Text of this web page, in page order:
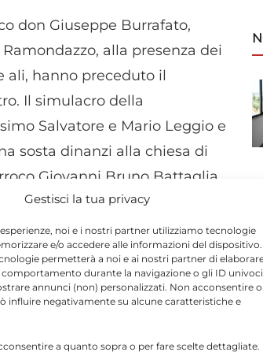
Gestisci la tua privacy
noi e i nostri partner utilizziamo tecnologie
e/o accedere alle informazioni del
permetterà a noi e ai nostri partner di
durante la navigazione o gli ID univoci
annunci (non) personalizzati. Non acconsentire o
influire negativamente su alcune caratteristiche e
a quanto sopra o per fare scelte dettagliate.
don Giuseppe Burrafato,
alla presenza dei
ali, hanno preceduto il
Il simulacro della
Salvatore e Mario Leggio e
sosta dinanzi alla chiesa di
Giovanni Bruno Battaglia.
ha poi fatto rientro in
dell’Unitalsi, le corali della
di Maria Santissima della